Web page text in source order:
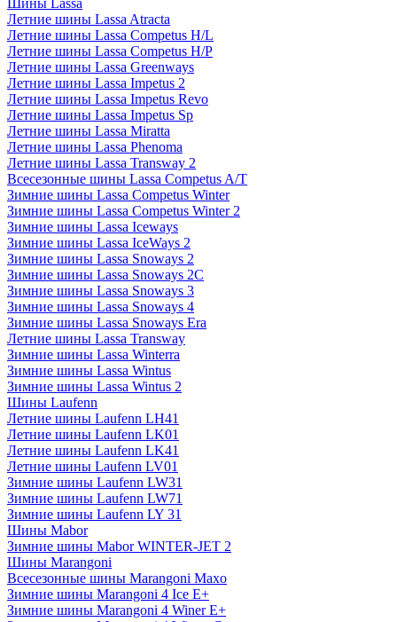
Шины Lassa
Летние шины Lassa Atracta
Летние шины Lassa Competus H/L
Летние шины Lassa Competus H/P
Летние шины Lassa Greenways
Летние шины Lassa Impetus 2
Летние шины Lassa Impetus Revo
Летние шины Lassa Impetus Sp
Летние шины Lassa Miratta
Летние шины Lassa Phenoma
Летние шины Lassa Transway 2
Всесезонные шины Lassa Competus A/T
Зимние шины Lassa Competus Winter
Зимние шины Lassa Competus Winter 2
Зимние шины Lassa Iceways
Зимние шины Lassa IceWays 2
Зимние шины Lassa Snoways 2
Зимние шины Lassa Snoways 2C
Зимние шины Lassa Snoways 3
Зимние шины Lassa Snoways 4
Зимние шины Lassa Snoways Era
Летние шины Lassa Transway
Зимние шины Lassa Winterra
Зимние шины Lassa Wintus
Зимние шины Lassa Wintus 2
Шины Laufenn
Летние шины Laufenn LH41
Летние шины Laufenn LK01
Летние шины Laufenn LK41
Летние шины Laufenn LV01
Зимние шины Laufenn LW31
Зимние шины Laufenn LW71
Зимние шины Laufenn LY 31
Шины Mabor
Зимние шины Mabor WINTER-JET 2
Шины Marangoni
Всесезонные шины Marangoni Maxo
Зимние шины Marangoni 4 Ice E+
Зимние шины Marangoni 4 Winer E+